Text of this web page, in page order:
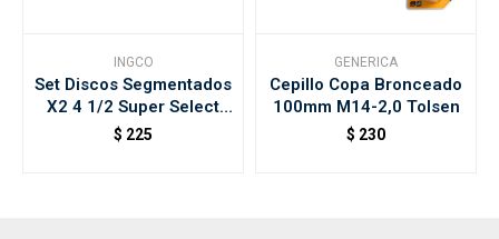
INGCO
Set Discos Segmentados
X2 4 1/2 Super Select
Ingco
$ 225
GENERICA
Cepillo Copa Bronceado
100mm M14-2,0 Tolsen
$ 230